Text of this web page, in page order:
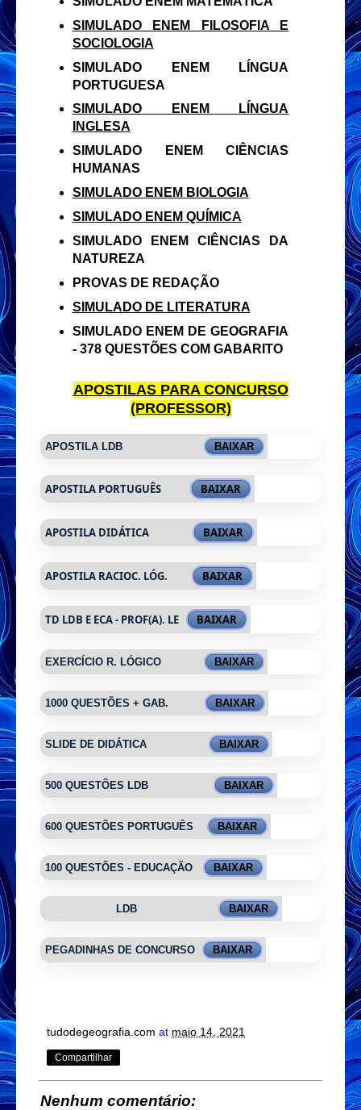
SIMULADO ENEM FILOSOFIA E
SOCIOLOGIA
SIMULADO ENEM LÍNGUA
PORTUGUESA
SIMULADO ENEM LÍNGUA
INGLESA
SIMULADO ENEM CIÊNCIAS
HUMANAS
SIMULADO ENEM BIOLOGIA
SIMULADO ENEM QUÍMICA
SIMULADO ENEM CIÊNCIAS DA
NATUREZA
PROVAS DE REDAÇÃO
SIMULADO DE LITERATURA
SIMULADO ENEM DE GEOGRAFIA
- 378 QUESTÕES COM GABARITO
APOSTILAS PARA CONCURSO
(PROFESSOR)
APOSTILA LDB BAIXAR
APOSTILA PORTUGUÊS BAIXAR
APOSTILA DIDÁTICA BAIXAR
APOSTILA RACIOC. LÓG. BAIXAR
TD LDB E ECA - PROF(A). LE BAIXAR
EXERCÍCIO R. LÓGICO BAIXAR
1000 QUESTÕES + GAB. BAIXAR
SLIDE DE DIDÁTICA BAIXAR
500 QUESTÕES LDB BAIXAR
600 QUESTÕES PORTUGUÊS BAIXAR
100 QUESTÕES - EDUCAÇÃO BAIXAR
LDB BAIXAR
PEGADINHAS DE CONCURSO BAIXAR
tudodegeografia.com at maio 14, 2021
Compartilhar
Nenhum comentário: